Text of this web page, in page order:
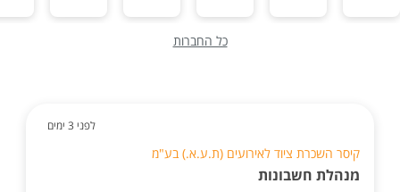
כל החברות
לפני 3 ימים
קיסר השכרת ציוד לאירועים (ת.ע.א.) בע"מ
מנהלת חשבונות